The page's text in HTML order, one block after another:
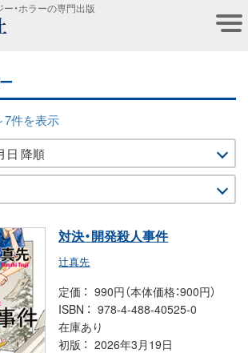
ー・ホラーの専門出版
7件を表示
対決・開発殺人事件
辻真先
定価
990円（本体価格：900円）
ISBN
978-4-488-40525-0
在庫あり
初版
2026年3月19日